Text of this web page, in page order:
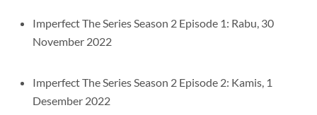
Imperfect The Series Season 2 Episode 1: Rabu, 30
November 2022
Imperfect The Series Season 2 Episode 2: Kamis, 1
Desember 2022